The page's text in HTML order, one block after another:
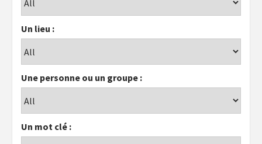
Un lieu :
Une personne ou un groupe :
Un mot clé :